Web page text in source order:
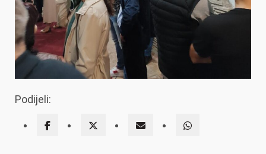
Podijeli: